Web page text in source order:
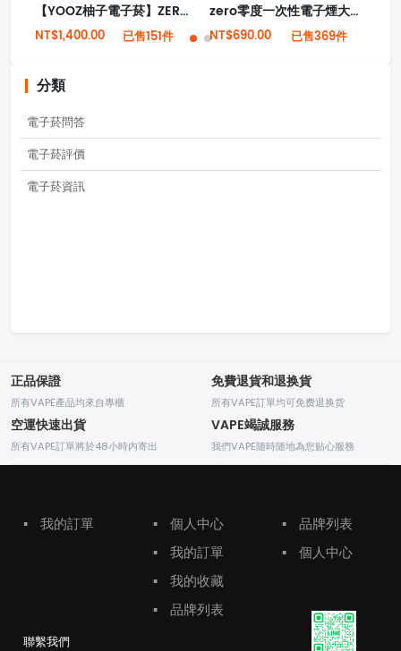
【YOOZ柚子電子菸】ZERO 2代霧化器桿主機 多種顏色 大量現貨
NT$1,400.00 已售151件
zero零度一次性電子煙大闆磚二代帶電量顯示油量顯示
NT$690.00 已售369件
分類
電子菸問答
電子菸評價
電子菸資訊
正品保證
所有VAPE產品均來自專櫃
免費退貨和退换貨
所有VAPE訂單均可免费退换货
空運快速出貨
所有VAPE訂單將於48小時内寄出
VAPE竭誠服務
我們VAPE随時随地為您贴心服務
▪ 我的訂單 ▪
個人中心
▪
我的訂單
▪
我的收藏
▪
品牌列表
▪
品牌列表
▪
個人中心
聯繫我們